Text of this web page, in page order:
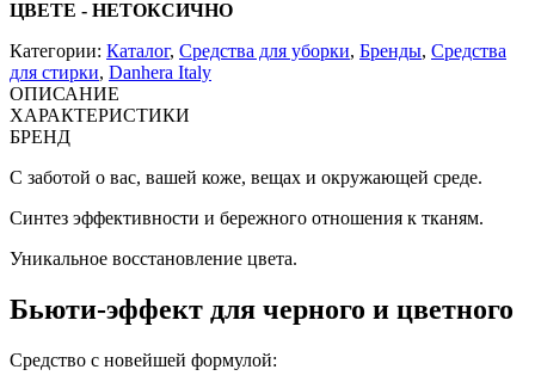
ЦВЕТЕ - НЕТОКСИЧНО
Категории: Каталог, Средства для уборки, Бренды, Средства
для стирки, Danhera Italy
ОПИСАНИЕ
ХАРАКТЕРИСТИКИ
БРЕНД
С заботой о вас, вашей коже, вещах и окружающей среде.
Синтез эффективности и бережного отношения к тканям.
Уникальное восстановление цвета.
Бьюти-эффект для черного и цветного
Средство с новейшей формулой: